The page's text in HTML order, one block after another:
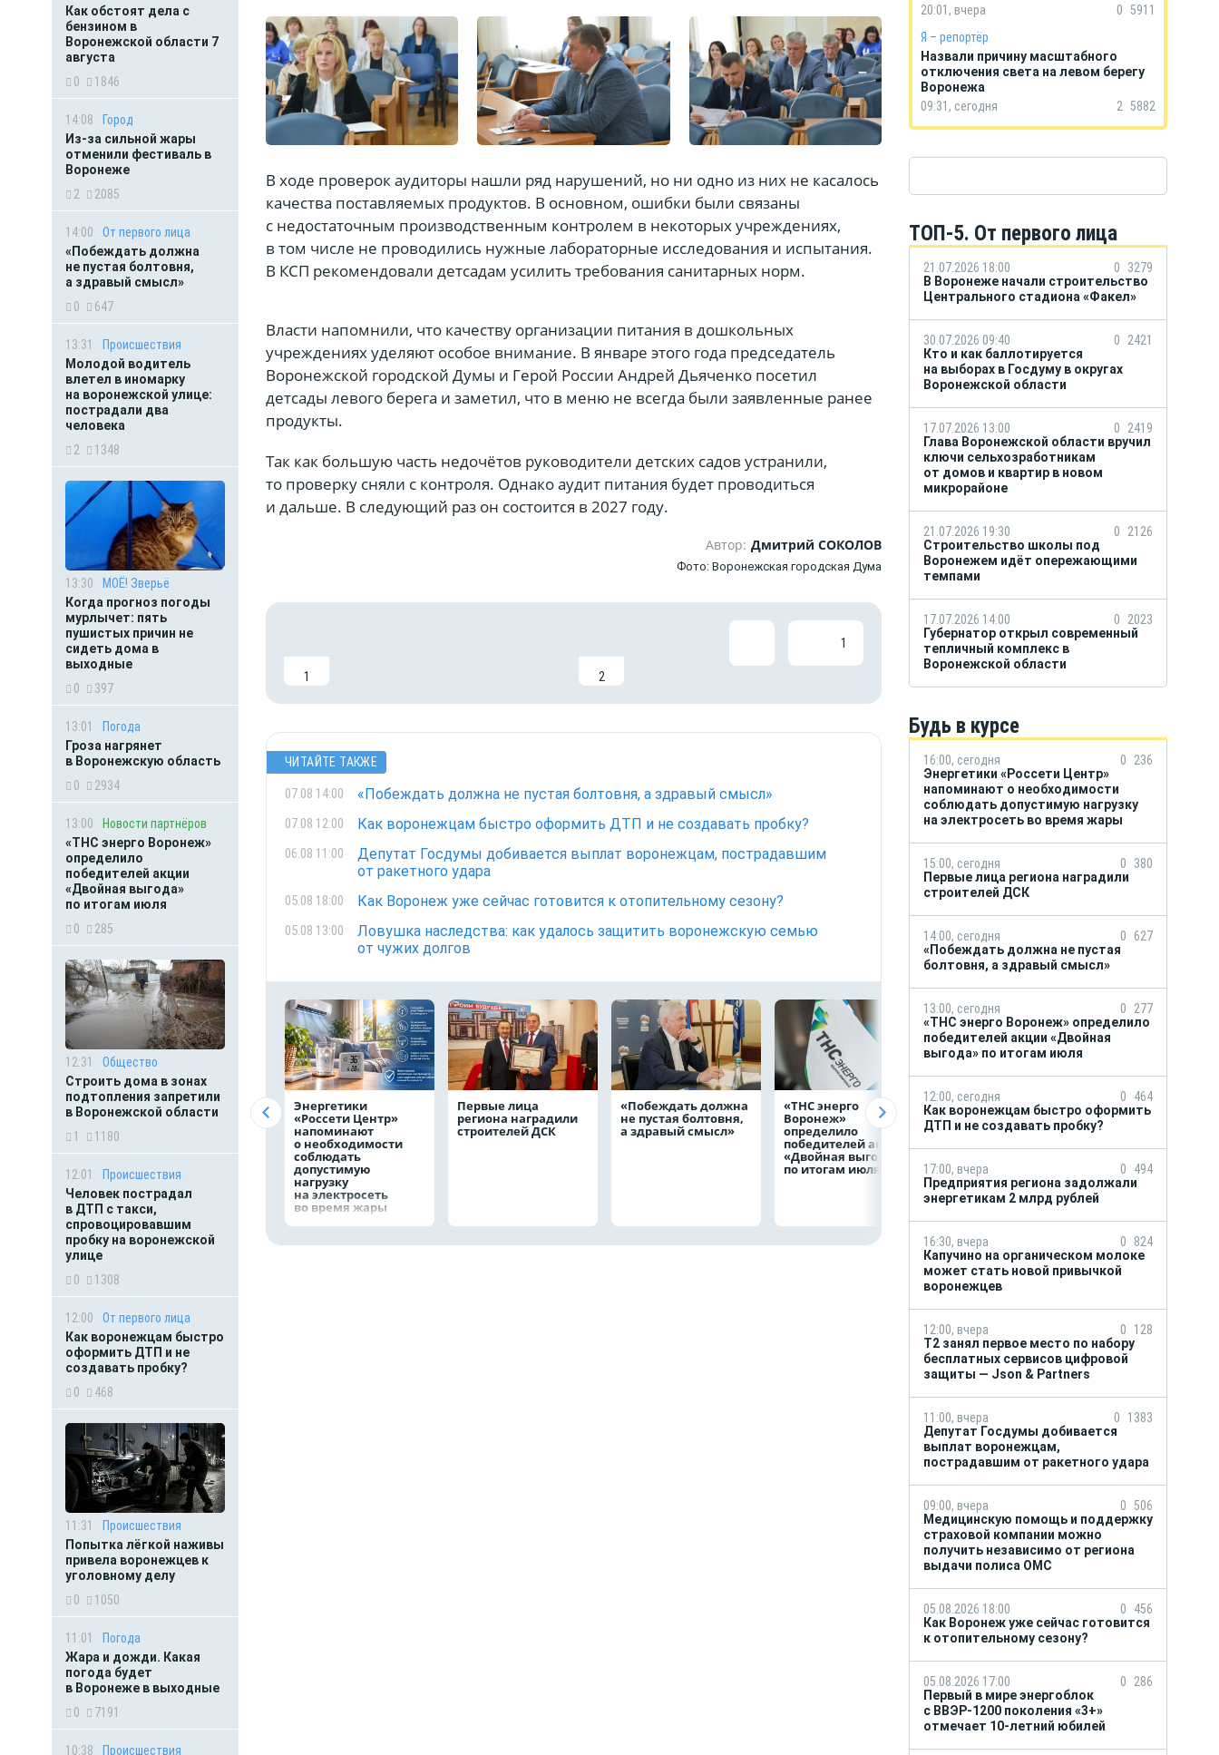
Как обстоят дела с
бензином в
Воронежской области 7
августа
0
1846
14:08
Город
Из-за сильной жары
отменили фестиваль в
Воронеже
2
2085
14:00
От первого лица
«Побеждать должна
не пустая болтовня,
а здравый смысл»
0
647
13:31
Происшествия
Молодой водитель
влетел в иномарку
на воронежской улице:
пострадали два
человека
2
1348
13:30
МОЁ! Зверьё
Когда прогноз погоды
мурлычет: пять
пушистых причин не
сидеть дома в
выходные
0
397
13:01
Погода
Гроза нагрянет
в Воронежскую область
0
2934
13:00
Новости партнёров
«ТНС энерго Воронеж»
определило
победителей акции
«Двойная выгода»
по итогам июля
0
285
12:31
Общество
Строить дома в зонах
подтопления запретили
в Воронежской области
1
1180
12:01
Происшествия
Человек пострадал
в ДТП с такси,
спровоцировавшим
пробку на воронежской
улице
0
1308
12:00
От первого лица
Как воронежцам быстро
оформить ДТП и не
создавать пробку?
0
468
11:31
Происшествия
Попытка лёгкой наживы
привела воронежцев к
уголовному делу
0
1050
11:01
Погода
Жара и дожди. Какая
погода будет
в Воронеже в выходные
0
7191
10:38 Происшествия
В ходе проверок аудиторы нашли ряд нарушений, но ни одно из них не касалось
качества поставляемых продуктов. В основном, ошибки были связаны
с недостаточным производственным контролем в некоторых учреждениях,
в том числе не проводились нужные лабораторные исследования и испытания.
В КСП рекомендовали детсадам усилить требования санитарных норм.
Власти напомнили, что качеству организации питания в дошкольных
учреждениях уделяют особое внимание. В январе этого года председатель
Воронежской городской Думы и Герой России Андрей Дьяченко посетил
детсады левого берега и заметил, что в меню не всегда были заявленные ранее
продукты.
Так как большую часть недочётов руководители детских садов устранили,
то проверку сняли с контроля. Однако аудит питания будет проводиться
и дальше. В следующий раз он состоится в 2027 году.
Автор: Дмитрий СОКОЛОВ
Фото: Воронежская городская Дума
1 2
1
ЧИТАЙТЕ ТАКЖЕ
07.08 14:00 «Побеждать должна не пустая болтовня, а здравый смысл»
07.08 12:00 Как воронежцам быстро оформить ДТП и не создавать пробку?
06.08 11:00
Депутат Госдумы добивается выплат воронежцам, пострадавшим
от ракетного удара
05.08 18:00 Как Воронеж уже сейчас готовится к отопительному сезону?
05.08 13:00
Ловушка наследства: как удалось защитить воронежскую семью
от чужих долгов
Энергетики
«Россети Центр»
напоминают
о необходимости
соблюдать
допустимую
нагрузку
на электросеть
во время жары
Первые лица
региона наградили
строителей ДСК
«Побеждать должна
не пустая болтовня,
а здравый смысл»
«ТНС энерго
Воронеж»
определило
победителей акции
«Двойная выгода»
по итогам июля
Как воронежцам
быстро оформить
ДТП и не создавать
Предприятия
региона
20:01, вчера
0 5911
Я – репортёр
Назвали причину масштабного
отключения света на левом берегу
Воронежа
09:31, сегодня
2 5882
ТОП-5. От первого лица
21.07.2026 18:00 0
3279
В Воронеже начали строительство
Центрального стадиона «Факел»
30.07.2026 09:40 0
2421
Кто и как баллотируется
на выборах в Госдуму в округах
Воронежской области
17.07.2026 13:00 0
2419
Глава Воронежской области вручил
ключи сельхозработникам
от домов и квартир в новом
микрорайоне
21.07.2026 19:30 0
2126
Строительство школы под
Воронежем идёт опережающими
темпами
17.07.2026 14:00 0
2023
Губернатор открыл современный
тепличный комплекс в
Воронежской области
Будь в курсе
16:00, сегодня 0
236
Энергетики «Россети Центр»
напоминают о необходимости
соблюдать допустимую нагрузку
на электросеть во время жары
15:00, сегодня 0
380
Первые лица региона наградили
строителей ДСК
14:00, сегодня 0
627
«Побеждать должна не пустая
болтовня, а здравый смысл»
13:00, сегодня 0
277
«ТНС энерго Воронеж» определило
победителей акции «Двойная
выгода» по итогам июля
12:00, сегодня 0
464
Как воронежцам быстро оформить
ДТП и не создавать пробку?
17:00, вчера 0
494
Предприятия региона задолжали
энергетикам 2 млрд рублей
16:30, вчера 0
824
Капучино на органическом молоке
может стать новой привычкой
воронежцев
12:00, вчера 0
128
Т2 занял первое место по набору
бесплатных сервисов цифровой
защиты — Json & Partners
11:00, вчера 0
1383
Депутат Госдумы добивается
выплат воронежцам,
пострадавшим от ракетного удара
09:00, вчера 0 506
Медицинскую помощь и поддержку
страховой компании можно
получить независимо от региона
выдачи полиса ОМС
05.08.2026 18:00 0
456
Как Воронеж уже сейчас готовится
к отопительному сезону?
05.08.2026 17:00 0
286
Первый в мире энергоблок
с ВВЭР-1200 поколения «3+»
отмечает 10-летний юбилей